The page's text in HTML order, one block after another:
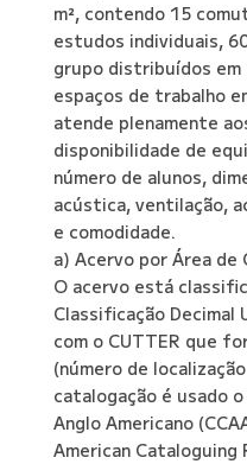
m², contendo 15
estudos individuais,
grupo distribuídos em
espaços de trabalho
atende plenamente
disponibilidade de
número de alunos,
acústica, ventilação,
e comodidade.
a) Acervo por Área de
O acervo está
Classificação Decimal
com o CUTTER que
(número de
catalogação é usado
Anglo Americano
American Cataloguing